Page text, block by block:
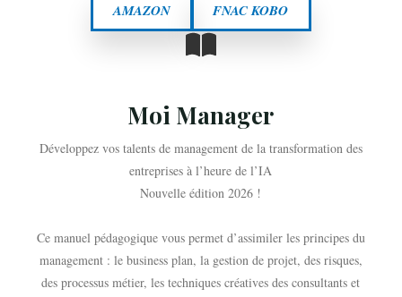
AMAZON FNAC KOBO
Moi Manager
Développez vos talents de management de la transformation des
entreprises à l’heure de l’IA
Nouvelle édition 2026 !
Ce manuel pédagogique vous permet d’assimiler les principes du
management : le business plan, la gestion de projet, des risques,
des processus métier, les techniques créatives des consultants et